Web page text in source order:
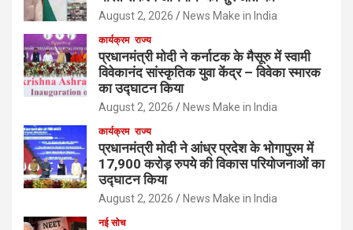
August 2, 2026 News Make in India
कार्यक्रम राज्य
प्रधानमंत्री मोदी ने कर्नाटक के मैसूरु में स्वामी
विवेकानंद सांस्कृतिक युवा केंद्र – विवेका स्मारक
का उद्घाटन किया
August 2, 2026 News Make in India
कार्यक्रम राज्य
प्रधानमंत्री मोदी ने आंध्र प्रदेश के भोगापुरम में
17,900 करोड़ रुपये की विकास परियोजनाओं का
उद्घाटन किया
August 2, 2026 News Make in India
नई सोच